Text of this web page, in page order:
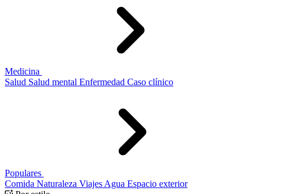
Medicina
Salud Salud mental Enfermedad Caso clínico
Populares
Comida Naturaleza Viajes Agua Espacio exterior